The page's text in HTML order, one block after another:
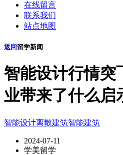
在线留言
联系我们
站点地图
返回 留学新闻
智能设计行情突
业带来了什么启
智能设计离散建筑智能建筑
2024-07-11
学美留学